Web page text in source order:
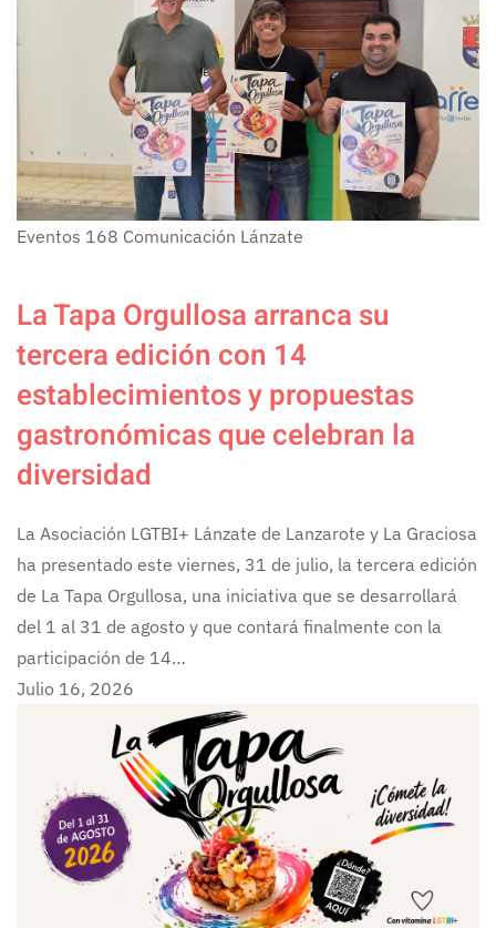
Eventos 168 Comunicación Lánzate
La Tapa Orgullosa arranca su
tercera edición con 14
establecimientos y propuestas
gastronómicas que celebran la
diversidad
La Asociación LGTBI+ Lánzate de Lanzarote y La Graciosa
ha presentado este viernes, 31 de julio, la tercera edición
de La Tapa Orgullosa, una iniciativa que se desarrollará
del 1 al 31 de agosto y que contará finalmente con la
participación de 14…
Julio 16, 2026